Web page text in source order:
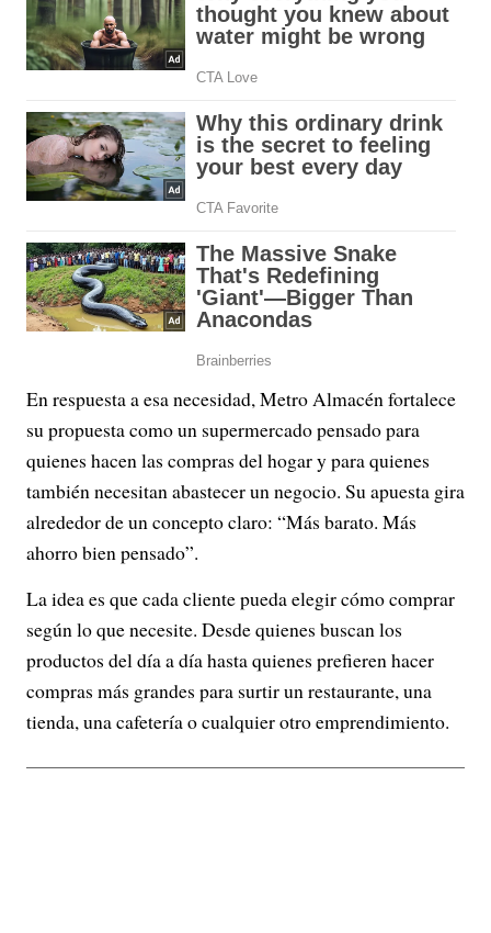
En respuesta a esa necesidad, Metro Almacén fortalece
su propuesta como un supermercado pensado para
quienes hacen las compras del hogar y para quienes
también necesitan abastecer un negocio. Su apuesta gira
alrededor de un concepto claro: “Más barato. Más
ahorro bien pensado”.
La idea es que cada cliente pueda elegir cómo comprar
según lo que necesite. Desde quienes buscan los
productos del día a día hasta quienes prefieren hacer
compras más grandes para surtir un restaurante, una
tienda, una cafetería o cualquier otro emprendimiento.